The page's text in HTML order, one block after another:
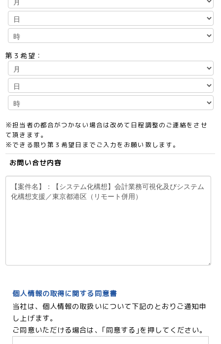
第３希望：
※担当者の都合がつかない場合は改めて日程調整のご連絡をさせ
て頂きます。
※できる限り第３希望日までご入力をお願い致します。
お問い合せ内容
個人情報の取得に関する同意書
当社は、個人情報の取扱いについて下記のとおりご通知申
し上げます。
ご同意いただける場合は、｢同意する｣を押してください。